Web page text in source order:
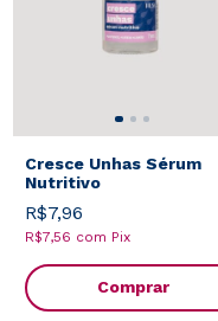
Cresce Unhas Sérum
Nutritivo
R$7,96
R$7,56 com Pix
Comprar